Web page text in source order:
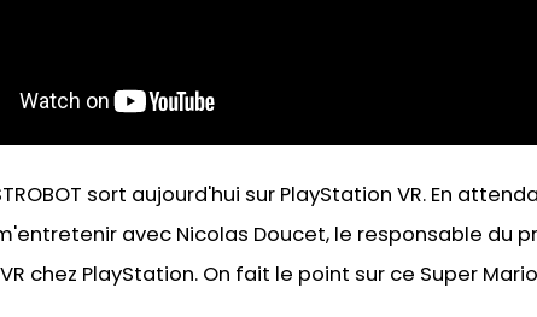
sort aujourd'hui sur PlayStation VR. En
avec Nicolas Doucet, le responsable du
chez PlayStation. On fait le point sur ce Super